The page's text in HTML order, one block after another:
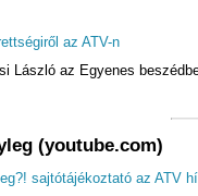
az ATV-n
László az Egyenes
(youtube.com)
sajtótájékoztató az ATV